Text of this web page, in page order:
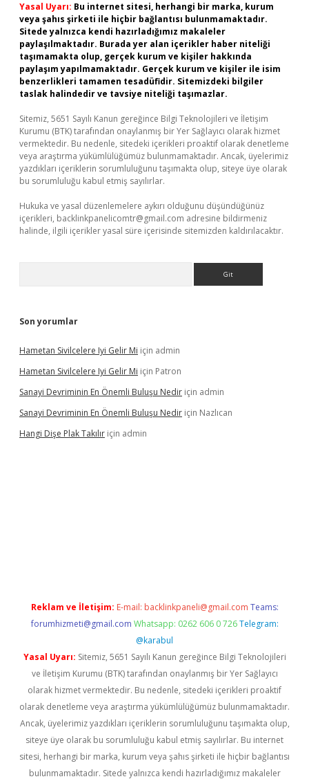
Yasal Uyarı: Bu internet sitesi, herhangi bir marka, kurum
veya şahıs şirketi ile hiçbir bağlantısı bulunmamaktadır.
Sitede yalnızca kendi hazırladığımız makaleler
paylaşılmaktadır. Burada yer alan içerikler haber niteliği
taşımamakta olup, gerçek kurum ve kişiler hakkında
paylaşım yapılmamaktadır. Gerçek kurum ve kişiler ile isim
benzerlikleri tamamen tesadüfidir. Sitemizdeki bilgiler
taslak halindedir ve tavsiye niteliği taşımazlar.
Sitemiz, 5651 Sayılı Kanun gereğince Bilgi Teknolojileri ve İletişim
Kurumu (BTK) tarafından onaylanmış bir Yer Sağlayıcı olarak hizmet
vermektedir. Bu nedenle, sitedeki içerikleri proaktif olarak denetleme
veya araştırma yükümlülüğümüz bulunmamaktadır. Ancak, üyelerimiz
yazdıkları içeriklerin sorumluluğunu taşımakta olup, siteye üye olarak
bu sorumluluğu kabul etmiş sayılırlar.
Hukuka ve yasal düzenlemelere aykırı olduğunu düşündüğünüz
içerikleri, backlinkpanelicomtr@gmail.com adresine bildirmeniz
halinde, ilgili içerikler yasal süre içerisinde sitemizden kaldırılacaktır.
Son yorumlar
Hametan Sivilcelere Iyi Gelir Mi için admin
Hametan Sivilcelere Iyi Gelir Mi için Patron
Sanayi Devriminin En Önemli Buluşu Nedir için admin
Sanayi Devriminin En Önemli Buluşu Nedir için Nazlıcan
Hangi Dişe Plak Takılır için admin
Reklam ve İletişim: E-mail: backlinkpaneli@gmail.com Teams:
forumhizmeti@gmail.com Whatsapp: 0262 606 0 726 Telegram:
@karabul
Yasal Uyarı: Sitemiz, 5651 Sayılı Kanun gereğince Bilgi Teknolojileri
ve İletişim Kurumu (BTK) tarafından onaylanmış bir Yer Sağlayıcı
olarak hizmet vermektedir. Bu nedenle, sitedeki içerikleri proaktif
olarak denetleme veya araştırma yükümlülüğümüz bulunmamaktadır.
Ancak, üyelerimiz yazdıkları içeriklerin sorumluluğunu taşımakta olup,
siteye üye olarak bu sorumluluğu kabul etmiş sayılırlar. Bu internet
sitesi, herhangi bir marka, kurum veya şahıs şirketi ile hiçbir bağlantısı
bulunmamaktadır. Sitede yalnızca kendi hazırladığımız makaleler